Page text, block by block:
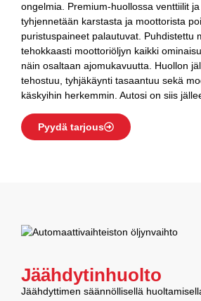
ongelmia. Premium-huollossa venttiilit
tyhjennetään karstasta ja moottorista
puristuspaineet palautuvat. Puhdistettu
tehokkaasti moottoriöljyn kaikki
näin osaltaan ajomukavuutta. Huollon
tehostuu, tyhjäkäynti tasaantuu sekä
käskyihin herkemmin. Autosi on siis
Pyydä tarjous
Jäähdytinhuolto
Jäähdyttimen säännöllisellä